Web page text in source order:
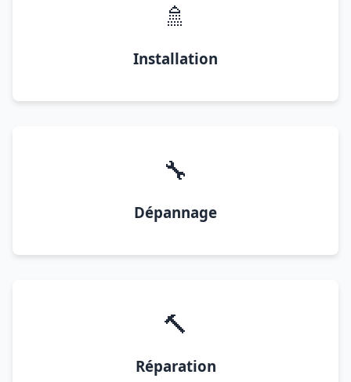
🚿
Installation
🔧
Dépannage
🔨
Réparation